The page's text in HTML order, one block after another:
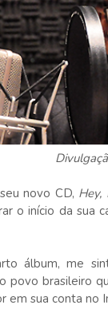
novo CD, Hey,
o início da sua
álbum, me
brasileiro
em sua conta no